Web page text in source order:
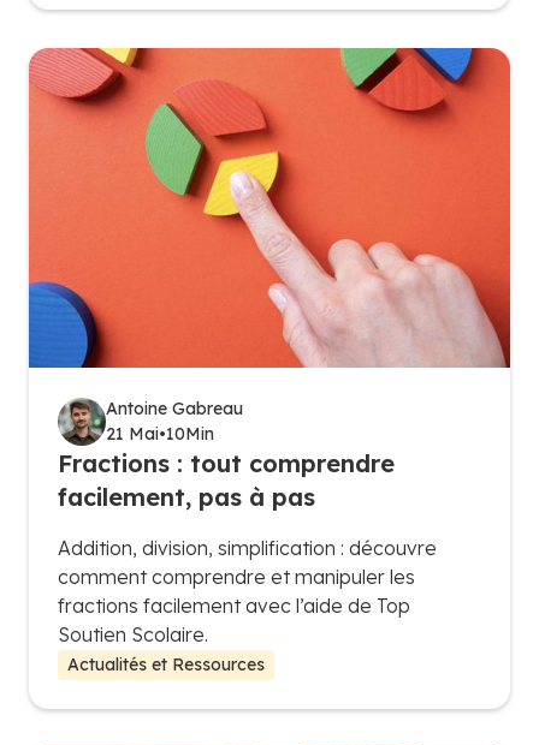
Antoine Gabreau
21 Mai•10Min
Fractions : tout comprendre
facilement, pas à pas
Addition, division, simplification : découvre
comment comprendre et manipuler les
fractions facilement avec l’aide de Top
Soutien Scolaire.
Actualités et Ressources